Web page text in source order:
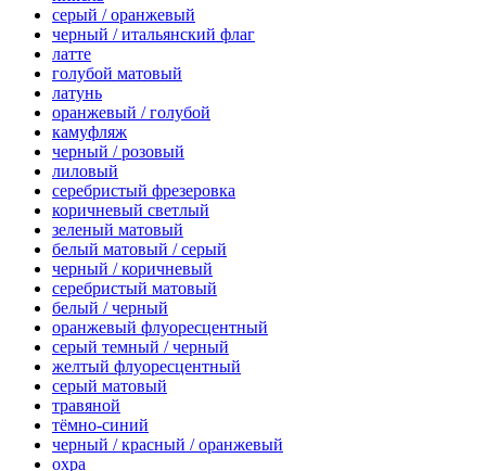
серый / оранжевый
черный / итальянский флаг
латте
голубой матовый
латунь
оранжевый / голубой
камуфляж
черный / розовый
лиловый
серебристый фрезеровка
коричневый светлый
зеленый матовый
белый матовый / серый
черный / коричневый
серебристый матовый
белый / черный
оранжевый флуоресцентный
серый темный / черный
желтый флуоресцентный
серый матовый
травяной
тёмно-синий
черный / красный / оранжевый
охра